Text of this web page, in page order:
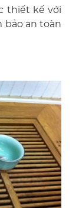
thiết kế với
bảo an toàn